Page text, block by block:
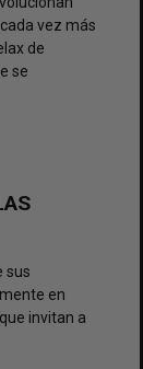
vez más
de
se
sus
en
invitan a